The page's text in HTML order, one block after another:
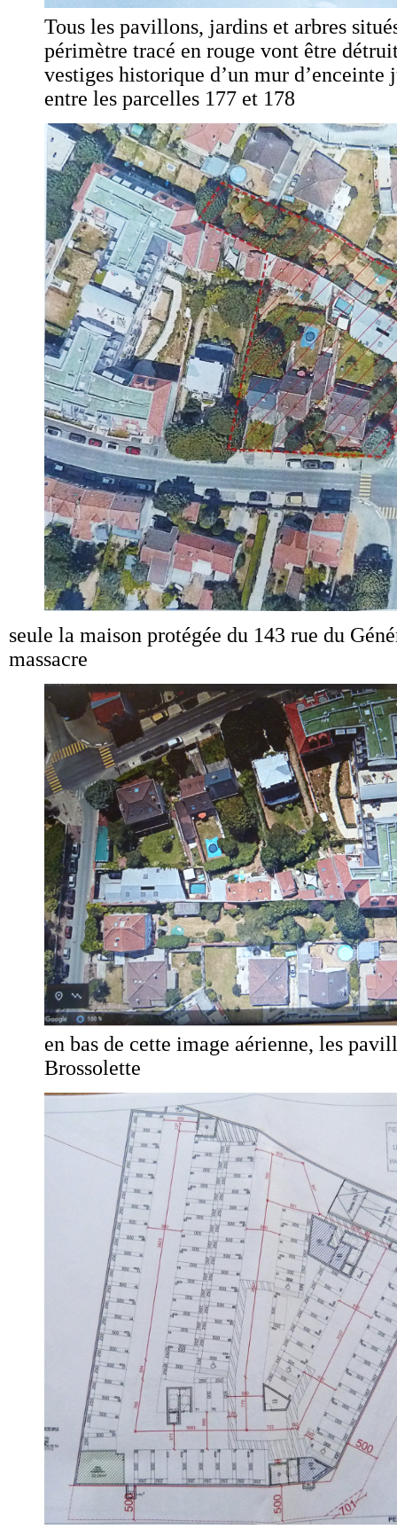
Tous les pavillons, jardins et arbres
périmètre tracé en rouge vont être
vestiges historique d’un mur d’enceinte
entre les parcelles 177 et 178
seule la maison protégée du 143 rue du
massacre
en bas de cette image aérienne, les
Brossolette